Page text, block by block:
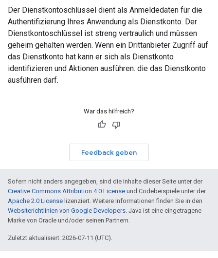
Der Dienstkontoschlüssel dient als Anmeldedaten für die
Authentifizierung Ihres Anwendung als Dienstkonto. Der
Dienstkontoschlüssel ist streng vertraulich und müssen
geheim gehalten werden. Wenn ein Drittanbieter Zugriff auf
das Dienstkonto hat kann er sich als Dienstkonto
identifizieren und Aktionen ausführen. die das Dienstkonto
ausführen darf.
War das hilfreich?
Feedback geben
Sofern nicht anders angegeben, sind die Inhalte dieser Seite unter der
Creative Commons Attribution 4.0 License und Codebeispiele unter der
Apache 2.0 License lizenziert. Weitere Informationen finden Sie in den
Websiterichtlinien von Google Developers. Java ist eine eingetragene
Marke von Oracle und/oder seinen Partnern.
Zuletzt aktualisiert: 2026-07-11 (UTC).